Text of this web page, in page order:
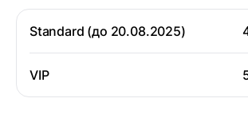
Standard (до 20.08.2025)
VIP